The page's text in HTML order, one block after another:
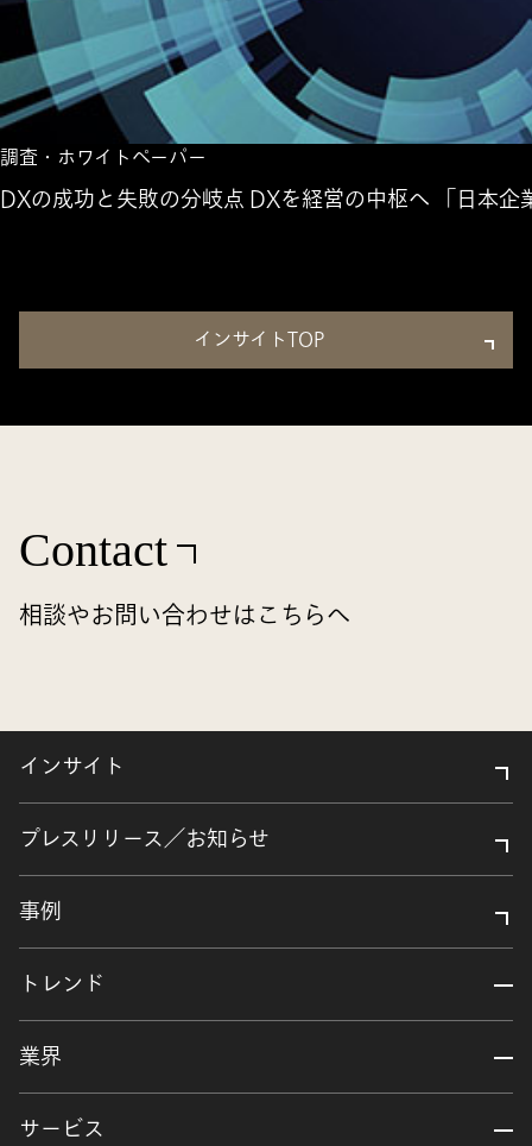
調査・ホワイトペーパー
DXの成功と失敗の分岐点 DXを経営の中枢へ 「日本
インサイトTOP
Contact
相談やお問い合わせはこちらへ
インサイト
プレスリリース／お知らせ
事例
トレンド
業界
サービス